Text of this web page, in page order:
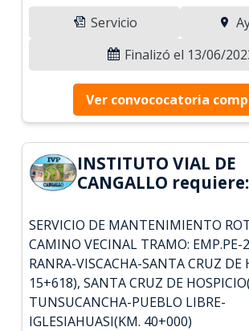
Servicio
Finalizó el 13/06/
Ver convococatoria
INSTITUTO VIAL DE
CANGALLO requiere:
SERVICIO DE MANTENIMIENTO
CAMINO VECINAL TRAMO: EMP.PE-
RANRA-VISCACHA-SANTA CRUZ DE
15+618), SANTA CRUZ DE
TUNSUCANCHA-PUEBLO LIBRE-
IGLESIAHUASI(KM. 40+000)